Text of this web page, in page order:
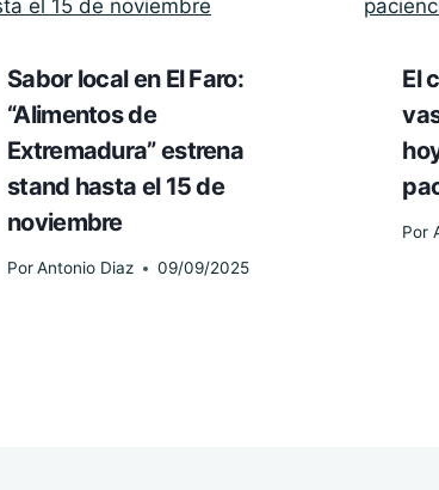
Sabor local en El Faro:
“Alimentos de
Extremadura” estrena
stand hasta el 15 de
noviembre
PorAntonio Diaz 09/09/2025
El
Por